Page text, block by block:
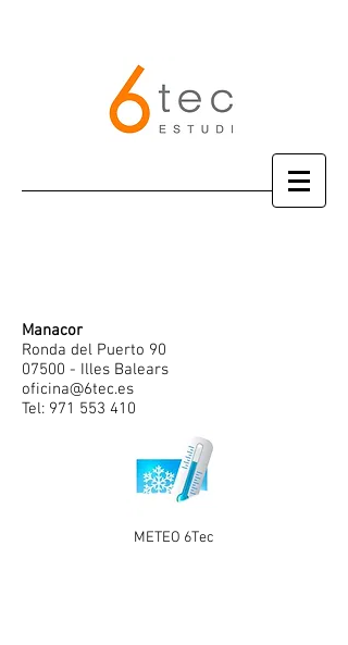
Manacor
Ronda del Puerto 90
07500 - Illes Balears
oficina@6tec.es
Tel: 971 553 410
METEO 6Tec